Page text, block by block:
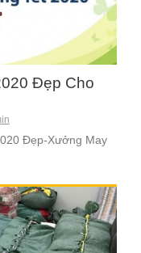
Đẹp Cho
Đẹp-Xưởng May